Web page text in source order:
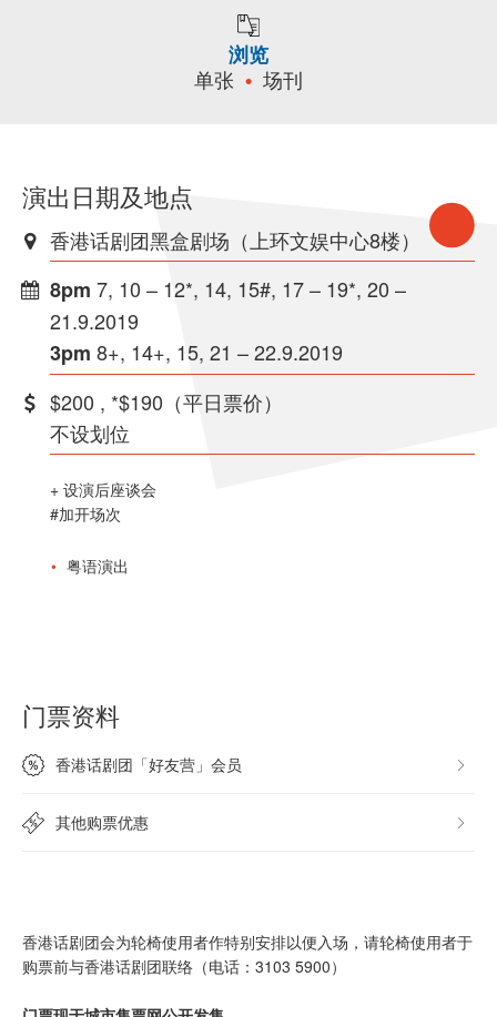
浏览
单张
场刊
演出日期及地点
香港话剧团黑盒剧场（上环文娱中心8楼）
8pm 7, 10 – 12*, 14, 15#, 17 – 19*, 20 –
21.9.2019
3pm 8+, 14+, 15, 21 – 22.9.2019
$200 , *$190（平日票价）
不设划位
+ 设演后座谈会
#加开场次
粤语演出
门票资料
香港话剧团「好友营」会员
其他购票优惠
香港话剧团会为轮椅使用者作特别安排以便入场，请轮椅使用者于
购票前与香港话剧团联络（电话：3103 5900）